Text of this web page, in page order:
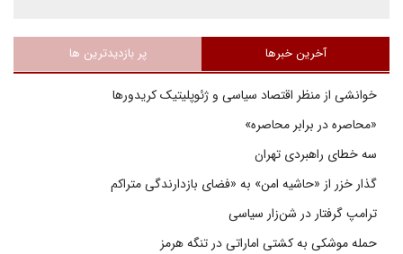
آخرین خبرها پر بازدیدترین ها
خوانشی از منظر اقتصاد سیاسی و ژئوپلیتیک کریدورها
«محاصره در برابر محاصره»
سه خطای راهبردی تهران
گذار خزر از «حاشیه امن» به «فضای بازدارندگی متراکم
ترامپ گرفتار در شن‌زار سیاسی
حمله موشکی به کشتی اماراتی در تنگه هرمز